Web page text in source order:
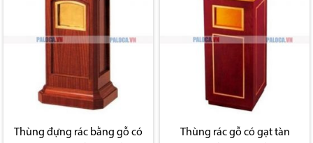
Thùng đựng rác bằng gỗ có
Thùng rác gỗ có gạt tàn